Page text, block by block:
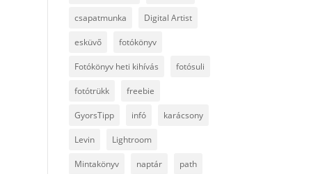
csapatmunka Digital Artist
esküvő fotókönyv
Fotókönyv heti kihívás fotósuli
fotótrükk freebie
GyorsTipp infó karácsony
Levin Lightroom
Mintakönyv naptár path